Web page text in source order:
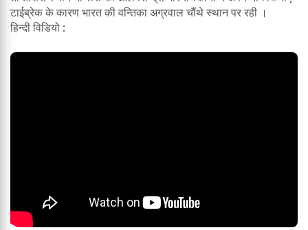
टाईब्रेक के कारण भारत की वन्तिका अग्रवाल चौंथे स्थान पर रही ।
हिन्दी विडियो :